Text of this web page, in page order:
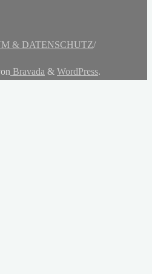
& DATENSCHUTZ/
Bravada & WordPress.